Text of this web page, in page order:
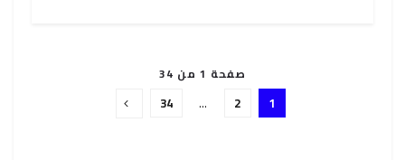
صفحة 1 من 34
1
2
…
34